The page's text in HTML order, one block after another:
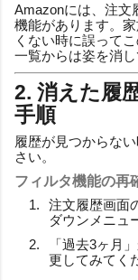
Amazonには、注文
機能があります。
くない時に誤って
一覧からは姿を消し
2. 消えた履
手順
履歴が見つからな
さい。
フィルタ機能の再
注文履歴画面
ダウンメニュ
「過去3ヶ月
更してみてく